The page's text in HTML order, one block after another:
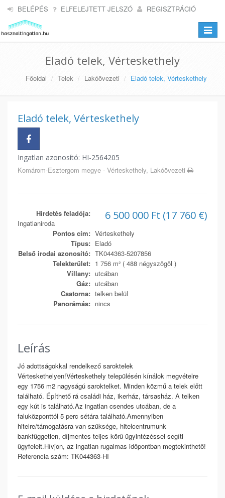
BELÉPÉS ELFELEJTETT JELSZÓ REGISZTRÁCIÓ
Toggle
Eladó telek, Vérteskethely
Főoldal Telek Lakóövezeti Eladó telek, Vérteskethely
Eladó telek, Vérteskethely
Ingatlan azonosító: HI-2564205
Komárom-Esztergom megye - Vérteskethely, Lakóövezeti
6 500 000 Ft (17 760 €)
Hirdetés feladója:
Ingatlaniroda
Pontos cím: Vérteskethely
Típus: Eladó
Belső irodai azonosító: TK044363-5207856
Telekterület: 1 756 m² ( 488 négyszögöl )
Villany: utcában
Gáz: utcában
Csatorna: telken belül
Panorámás: nincs
Leírás
Jó adottságokkal rendelkező saroktelek
Vérteskethelyen!Vérteskethely településén kínálok megvételre
egy 1756 m2 nagyságú saroktelket. Minden közmű a telek előtt
található. Építhető rá családi ház, ikerház, társasház. A telken
egy kút is található.Az ingatlan csendes utcában, de a
faluközponttól 5 perc sétára található.Amennyiben
hitelre/támogatásra van szüksége, hitelcentrumunk
bankfüggetlen, díjmentes teljes körű ügyintézéssel segíti
ügyfeleit.Hívjon, az ingatlan rugalmas időpontban megtekinthető!
Referencia szám: TK044363-HI